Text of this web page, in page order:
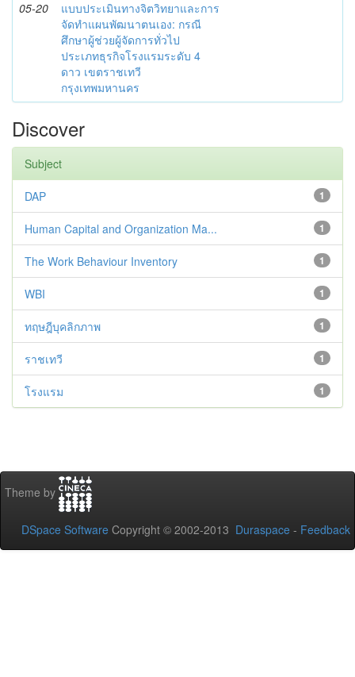
05-20
แบบประเมินทางจิตวิทยาและการ
จัดทำแผนพัฒนาตนเอง: กรณี
ศึกษาผู้ช่วยผู้จัดการทั่วไป
ประเภทธุรกิจโรงแรมระดับ 4
ดาว เขตราชเทวี
กรุงเทพมหานคร
Discover
Subject
1
DAP
1
Human Capital and Organization Ma...
1
The Work Behaviour Inventory
1
WBI
1
ทฤษฎีบุคลิกภาพ
1
ราชเทวี
1
โรงแรม
Theme by
DSpace Software Copyright © 2002-2013 Duraspace - Feedback